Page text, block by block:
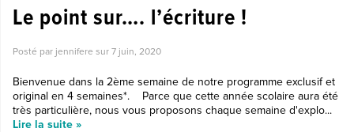
Le point sur…. l’écriture !
Posté par jennifere sur 7 juin, 2020
Bienvenue dans la 2ème semaine de notre programme exclusif et
original en 4 semaines*. Parce que cette année scolaire aura été
très particulière, nous vous proposons chaque semaine d'explo...
Lire la suite »